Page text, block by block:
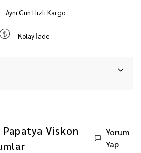
Aynı Gün Hızlı Kargo
Kolay İade
Viskon
Yorum
Yap